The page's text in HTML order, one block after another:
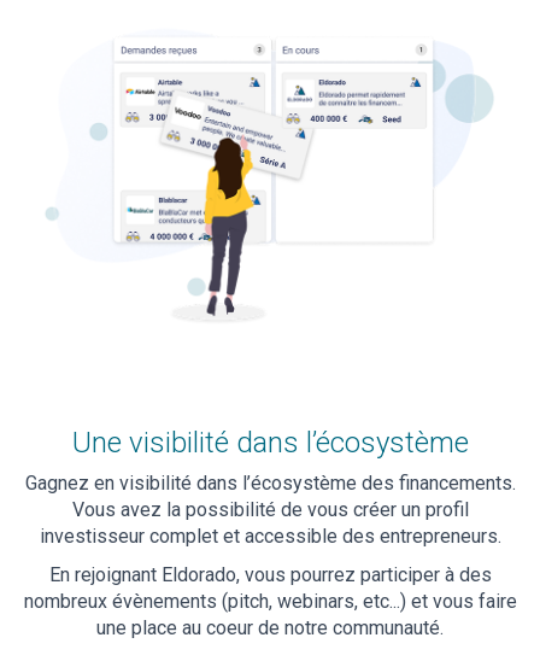
Une visibilité dans l’écosystème
Gagnez en visibilité dans l’écosystème des financements.
Vous avez la possibilité de vous créer un profil
investisseur complet et accessible des entrepreneurs.
En rejoignant Eldorado, vous pourrez participer à des
nombreux évènements (pitch, webinars, etc...) et vous faire
une place au coeur de notre communauté.